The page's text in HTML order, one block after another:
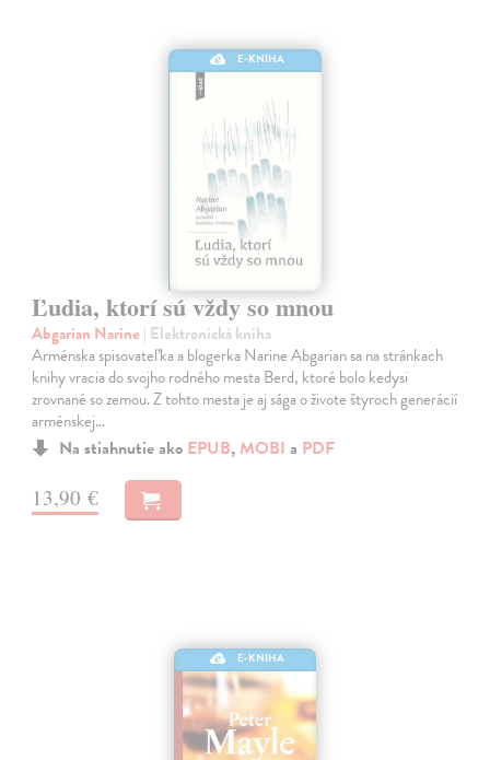
E-KNIHA
Ľudia, ktorí sú vždy so mnou
Abgarian Narine | Elektronická kniha
Arménska spisovateľka a blogerka Narine Abgarian sa na stránkach
knihy vracia do svojho rodného mesta Berd, ktoré bolo kedysi
zrovnané so zemou. Z tohto mesta je aj sága o živote štyroch generácií
arménskej…
Na stiahnutie ako EPUB, MOBI a PDF
13,90 €
E-KNIHA